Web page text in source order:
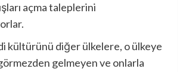
açma taleplerini
kültürünü diğer ülkelere, o ülkeye
gelmeyen ve onlarla